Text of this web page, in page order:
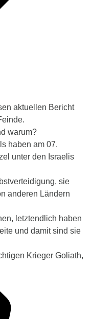
aktuellen Bericht
warum?
haben am 07.
unter den Israelis
sie
anderen Ländern
letztendlich haben
und damit sind sie
Krieger Goliath,